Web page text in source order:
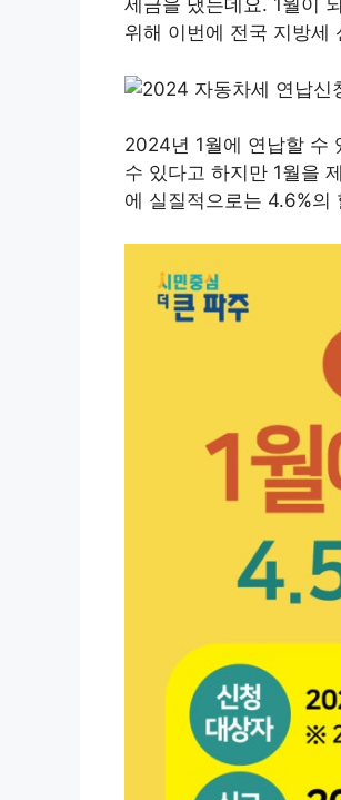
세금을 냈는데요. 1월이
위해 이번에 전국 지방세
2024년 1월에 연납할 수
수 있다고 하지만 1월을
에 실질적으로는 4.6%의